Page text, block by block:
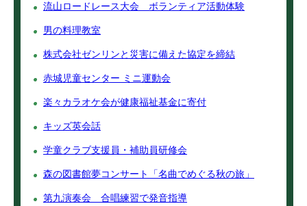
流山ロードレース大会 ボランティア活動体験
男の料理教室
株式会社ゼンリンと災害に備えた協定を締結
赤城児童センター ミニ運動会
楽々カラオケ会が健康福祉基金に寄付
キッズ英会話
学童クラブ支援員・補助員研修会
森の図書館夢コンサート「名曲でめぐる秋の旅」
第九演奏会 合唱練習で発音指導